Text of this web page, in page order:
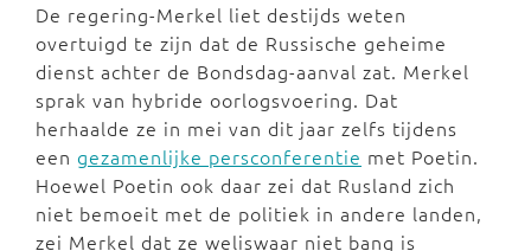
De regering-Merkel liet destijds weten
overtuigd te zijn dat de Russische geheime
dienst achter de Bondsdag-aanval zat. Merkel
sprak van hybride oorlogsvoering. Dat
herhaalde ze in mei van dit jaar zelfs tijdens
een gezamenlijke persconferentie met Poetin.
Hoewel Poetin ook daar zei dat Rusland zich
niet bemoeit met de politiek in andere landen,
zei Merkel dat ze weliswaar niet bang is